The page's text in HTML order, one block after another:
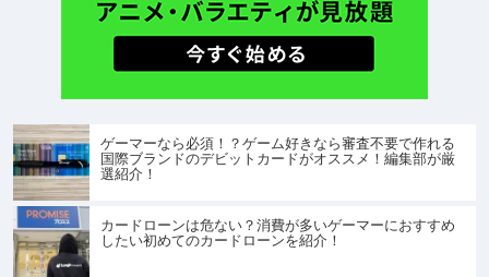
ゲーマーなら必須！？ゲーム好きなら審査不要で作れる
国際ブランドのデビットカードがオススメ！編集部が厳
選紹介！
カードローンは危ない？消費が多いゲーマーにおすすめ
したい初めてのカードローンを紹介！